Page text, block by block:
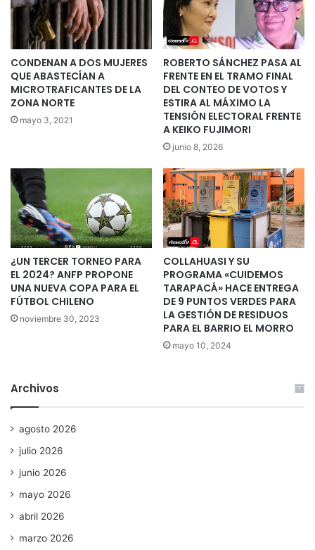
CONDENAN A DOS MUJERES
QUE ABASTECÍAN A
MICROTRAFICANTES DE LA
ZONA NORTE
mayo 3, 2021
ROBERTO SÁNCHEZ PASA AL
FRENTE EN EL TRAMO FINAL
DEL CONTEO DE VOTOS Y
ESTIRA AL MÁXIMO LA
TENSIÓN ELECTORAL FRENTE
A KEIKO FUJIMORI
junio 8, 2026
¿UN TERCER TORNEO PARA
EL 2024? ANFP PROPONE
UNA NUEVA COPA PARA EL
FÚTBOL CHILENO
noviembre 30, 2023
COLLAHUASI Y SU
PROGRAMA «CUIDEMOS
TARAPACÁ» HACE ENTREGA
DE 9 PUNTOS VERDES PARA
LA GESTIÓN DE RESIDUOS
PARA EL BARRIO EL MORRO
mayo 10, 2024
Archivos
agosto 2026
julio 2026
junio 2026
mayo 2026
abril 2026
marzo 2026